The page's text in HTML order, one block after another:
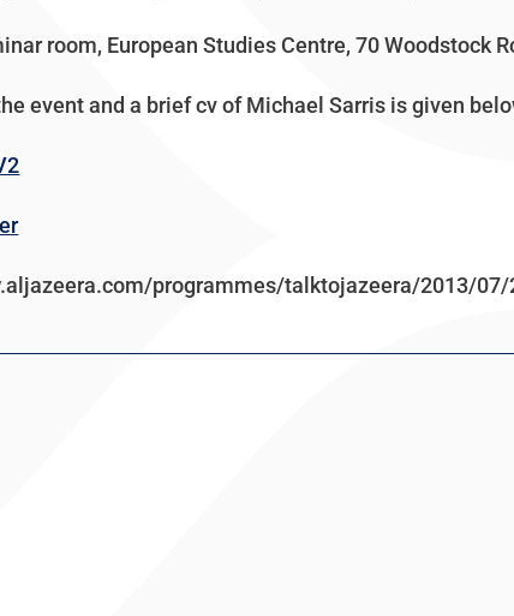
room, European Studies Centre, 70 Woodstock
event and a brief cv of Michael Sarris is given
programmes/talktojazeera/2013/07/